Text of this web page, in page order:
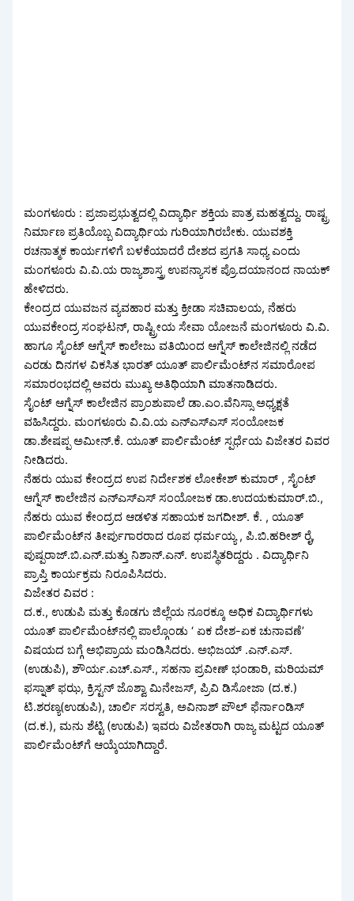
ಮಂಗಳೂರು : ಪ್ರಜಾಪ್ರಭುತ್ವದಲ್ಲಿ ವಿದ್ಯಾರ್ಥಿ ಶಕ್ತಿಯ ಪಾತ್ರ ಮಹತ್ವದ್ದು. ರಾಷ್ಟ್ರ
ನಿರ್ಮಾಣ ಪ್ರತಿಯೊಬ್ಬ ವಿದ್ಯಾರ್ಥಿಯ ಗುರಿಯಾಗಿರಬೇಕು. ಯುವಶಕ್ತಿ
ರಚನಾತ್ಮಕ ಕಾರ್ಯಗಳಿಗೆ ಬಳಕೆಯಾದರೆ ದೇಶದ ಪ್ರಗತಿ ಸಾಧ್ಯ ಎಂದು
ಮಂಗಳೂರು ವಿ.ವಿ.ಯ ರಾಜ್ಯಶಾಸ್ತ್ರ ಉಪನ್ಯಾಸಕ ಪ್ರೊ.ದಯಾನಂದ ನಾಯಕ್
ಹೇಳಿದರು.
ಕೇಂದ್ರದ ಯುವಜನ ವ್ಯವಹಾರ ಮತ್ತು ಕ್ರೀಡಾ ಸಚಿವಾಲಯ, ನೆಹರು
ಯುವಕೇಂದ್ರ ಸಂಘಟನ್, ರಾಷ್ಟ್ರೀಯ ಸೇವಾ ಯೋಜನೆ ಮಂಗಳೂರು ವಿ.ವಿ.
ಹಾಗೂ ಸೈಂಟ್ ಆಗ್ನೆಸ್ ಕಾಲೇಜು ವತಿಯಿಂದ ಆಗ್ನೆಸ್ ಕಾಲೇಜಿನಲ್ಲಿ ನಡೆದ
ಎರಡು ದಿನಗಳ ವಿಕಸಿತ ಭಾರತ್ ಯೂತ್ ಪಾರ್ಲಿಮೆಂಟ್‌ನ ಸಮಾರೋಪ
ಸಮಾರಂಭದಲ್ಲಿ ಅವರು ಮುಖ್ಯ ಅತಿಥಿಯಾಗಿ ಮಾತನಾಡಿದರು.
ಸೈಂಟ್ ಆಗ್ನೆಸ್ ಕಾಲೇಜಿನ ಪ್ರಾಂಶುಪಾಲೆ ಡಾ.ಎಂ.ವೆನಿಸ್ಸಾ ಅಧ್ಯಕ್ಷತೆ
ವಹಿಸಿದ್ದರು. ಮಂಗಳೂರು ವಿ.ವಿ.ಯ ಎನ್‌ಎಸ್‌ಎಸ್ ಸಂಯೋಜಕ
ಡಾ.ಶೇಷಪ್ಪ ಅಮೀನ್.ಕೆ. ಯೂತ್ ಪಾರ್ಲಿಮೆಂಟ್ ಸ್ಪರ್ಧೆಯ ವಿಜೇತರ ವಿವರ
ನೀಡಿದರು.
ನೆಹರು ಯುವ ಕೇಂದ್ರದ ಉಪ ನಿರ್ದೇಶಕ ಲೋಕೇಶ್ ಕುಮಾರ್ , ಸೈಂಟ್
ಆಗ್ನೆಸ್ ಕಾಲೇಜಿನ ಎನ್‌ಎಸ್‌ಎಸ್ ಸಂಯೋಜಕ ಡಾ.ಉದಯಕುಮಾರ್.ಬಿ.,
ನೆಹರು ಯುವ ಕೇಂದ್ರದ ಆಡಳಿತ ಸಹಾಯಕ ಜಗದೀಶ್. ಕೆ. , ಯೂತ್
ಪಾರ್ಲಿಮೆಂಟ್‌ನ ತೀರ್ಪುಗಾರರಾದ ರೂಪ ಧರ್ಮಯ್ಯ , ಪಿ.ಬಿ.ಹರೀಶ್ ರೈ,
ಪುಷ್ಪರಾಜ್.ಬಿ.ಎನ್.ಮತ್ತು ನಿಶಾನ್.ಎನ್. ಉಪಸ್ಥಿತರಿದ್ದರು . ವಿದ್ಯಾರ್ಥಿನಿ
ಪ್ರಾಪ್ತಿ ಕಾರ್ಯಕ್ರಮ ನಿರೂಪಿಸಿದರು.
ವಿಜೇತರ ವಿವರ :
ದ.ಕ., ಉಡುಪಿ ಮತ್ತು ಕೊಡಗು ಜಿಲ್ಲೆಯ ನೂರಕ್ಕೂ ಅಧಿಕ ವಿದ್ಯಾರ್ಥಿಗಳು
ಯೂತ್ ಪಾರ್ಲಿಮೆಂಟ್‌ನಲ್ಲಿ ಪಾಲ್ಗೊಂಡು ‘ ಏಕ ದೇಶ-ಏಕ ಚುನಾವಣೆ’
ವಿಷಯದ ಬಗ್ಗೆ ಅಭಿಪ್ರಾಯ ಮಂಡಿಸಿದರು. ಅಭಿಜಯ್ .ಎನ್.ಎಸ್.
(ಉಡುಪಿ), ಶೌರ್ಯ.ಎಚ್.ಎಸ್., ಸಹನಾ ಪ್ರವೀಣ್ ಭಂಡಾರಿ, ಮರಿಯಮ್
ಫಸ್ನಾತ್ ಫಝ, ಕ್ರಿಸ್ಟನ್ ಜೊಶ್ವಾ ಮಿನೇಜಸ್, ಪ್ರಿವಿ ಡಿಸೋಜಾ (ದ.ಕ.)
ಟಿ.ಶರಣ್ಯ(ಉಡುಪಿ), ಚಾರ್ಲಿ ಸರಸ್ವತಿ, ಅವಿನಾಶ್ ಪೌಲ್ ಫೆರ್ನಾಂಡಿಸ್
(ದ.ಕ.), ಮನು ಶೆಟ್ಟಿ (ಉಡುಪಿ) ಇವರು ವಿಜೇತರಾಗಿ ರಾಜ್ಯ ಮಟ್ಟದ ಯೂತ್
ಪಾರ್ಲಿಮೆಂಟ್‌ಗೆ ಆಯ್ಕೆಯಾಗಿದ್ದಾರೆ.